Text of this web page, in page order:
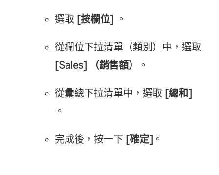
選取 [按欄位] 。
從欄位下拉清單（類別）中，選取
[Sales] （銷售額）
。
從彙總下拉清單中，選取 [總和]
。
完成後，按一下 [確定] 。